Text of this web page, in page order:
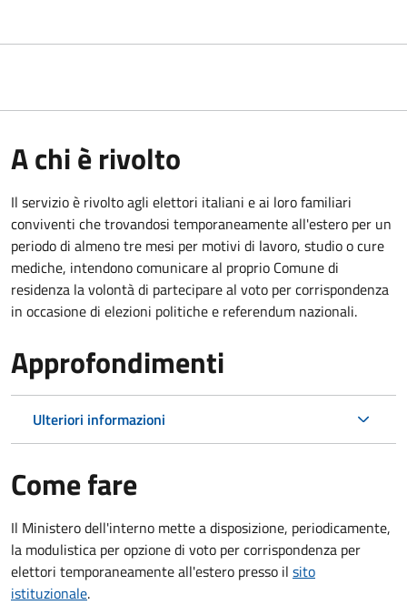
A chi è rivolto
Il servizio è rivolto agli elettori italiani e ai loro familiari
conviventi che trovandosi temporaneamente all'estero per un
periodo di almeno tre mesi per motivi di lavoro, studio o cure
mediche, intendono comunicare al proprio Comune di
residenza la volontà di partecipare al voto per corrispondenza
in occasione di elezioni politiche e referendum nazionali.
Approfondimenti
Ulteriori informazioni
Come fare
Il Ministero dell'interno mette a disposizione, periodicamente,
la modulistica per opzione di voto per corrispondenza per
elettori temporaneamente all'estero presso il sito
istituzionale.